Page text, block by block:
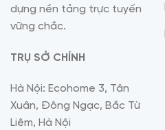
dựng nền tảng trực tuyến
vững chắc.
TRỤ SỞ CHÍNH
Hà Nội: Ecohome 3, Tân
Xuân, Đông Ngạc, Bắc Từ
Liêm, Hà Nội